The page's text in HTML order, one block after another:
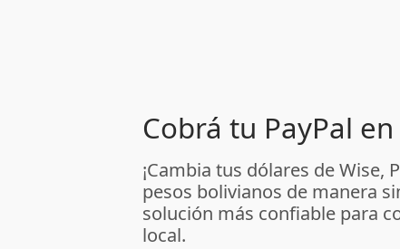
Cobrá tu PayPal
¡Cambia tus dólares de Wise,
pesos bolivianos de manera
solución más confiable para
local.